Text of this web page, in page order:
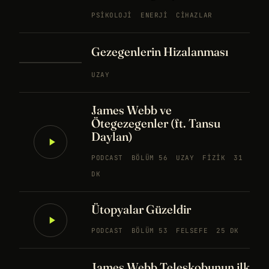
PSIKOLOJI ENERJI CIHAZLAR
Gezegenlerin Hizalanması
UZAY
James Webb ve
Ötegezegenler (ft. Tansu
Daylan)
PODCAST BÖLÜM 56 UZAY FIZIK
31
DK
Ütopyalar Güzeldir
PODCAST BÖLÜM 53 FELSEFE 25 DK